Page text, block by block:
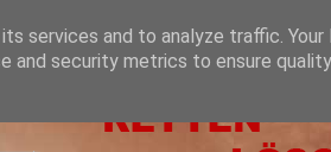
services and to analyze traffic. Your
and security metrics to ensure